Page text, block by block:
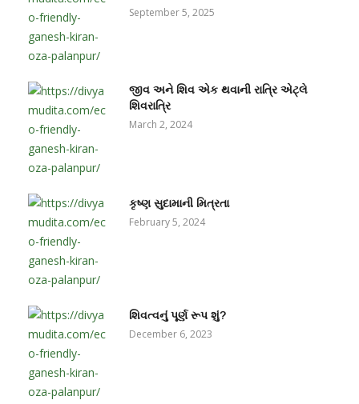
September 5, 2025
જીવ અને શિવ એક થવાની રાત્રિ એટ્લે
શિવરાત્રિ
March 2, 2024
કૃષ્ણ સુદામાની મિત્રતા
February 5, 2024
શિવત્વનું પૂર્ણ રૂપ શું?
December 6, 2023